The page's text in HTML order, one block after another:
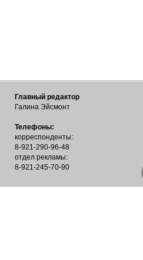
Главный редактор
Галина Эйсмонт
Телефоны:
корреспонденты:
8-921-290-96-48
отдел рекламы:
8-921-245-70-90